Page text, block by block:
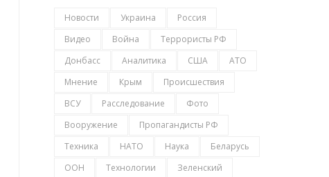
Новости Украина
Россия
Видео
Война
Террористы РФ
Донбасс
Аналитика США
АТО
Мнение
Крым
Происшествия
ВСУ
Расследование
Фото
Вооружение
Пропагандисты РФ
Техника
НАТО Наука
Беларусь
ООН
Технологии
Зеленский